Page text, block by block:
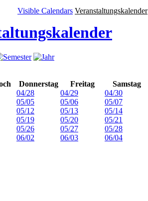
Visible Calendars Veranstaltungskalender
Donnerstag Freitag Samstag
04/28 04/29 04/30
05/05 05/06 05/07
05/12 05/13 05/14
05/19 05/20 05/21
05/26 05/27 05/28
06/02 06/03 06/04